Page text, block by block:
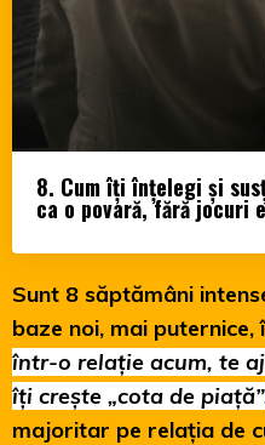
8. Cum îți înțelegi și
ca o povară, fără jocuri
Sunt 8 săptămâni
baze noi, mai puternice,
într-o relație acum, te
îți crește „cota de
majoritar pe relația de